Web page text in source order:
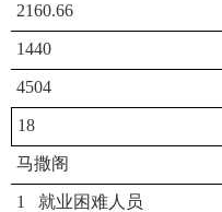
2160.66
1440
4504
18
马撒阁
1 就业困难人员